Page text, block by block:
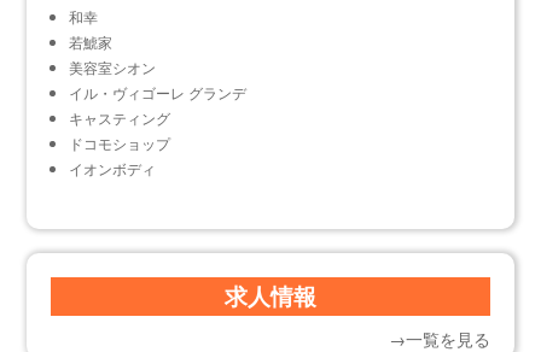
和幸
若鯱家
美容室シオン
イル・ヴィゴーレ グランデ
キャスティング
ドコモショップ
イオンボディ
求人情報
→一覧を見る